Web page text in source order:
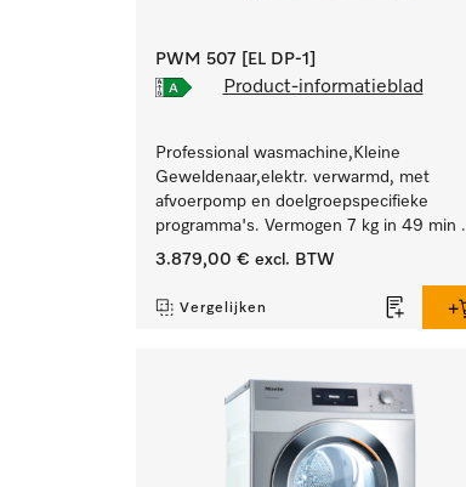
PWM 507 [EL DP-1]
Product-informatieblad
Professional wasmachine,Kleine
Geweldenaar,elektr. verwarmd, met
afvoerpomp en doelgroepspecifieke
programma's. Vermogen 7 kg in 49 min .
3.879,00 € excl. BTW
Vergelijken